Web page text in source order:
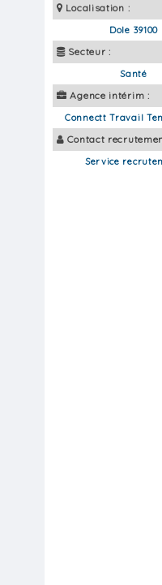
Localisation :
Dole 39100
Secteur :
Santé
Agence intérim :
Connectt Travail
Contact
Service